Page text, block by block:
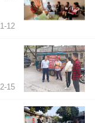
12
15